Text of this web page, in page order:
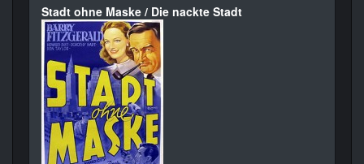
Stadt ohne Maske / Die nackte Stadt